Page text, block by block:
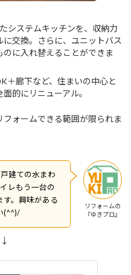
システムキッチンを、収納力
交換。さらに、ユニットバス
に入れ替えることができま
＋廊下など、住まいの中心と
的にリニューアル。
ォームできる範囲が限られま
リフォームの
『ゆきプロ』
建ての水まわ
レもう一台の
す。興味がある
(^^)/